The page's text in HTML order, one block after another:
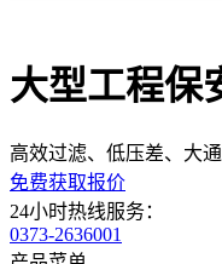
大型工程保
高效过滤、低压差、大
免费获取报价
24小时热线服务：
0373-2636001